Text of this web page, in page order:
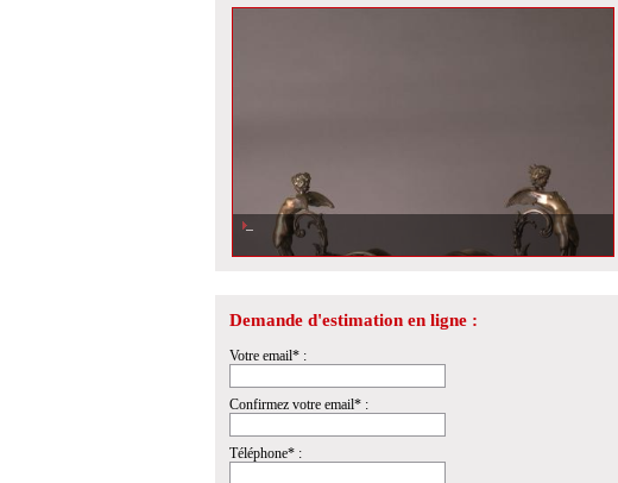
Demande d'estimation en ligne :
Votre email* :
Confirmez votre email* :
Téléphone* :